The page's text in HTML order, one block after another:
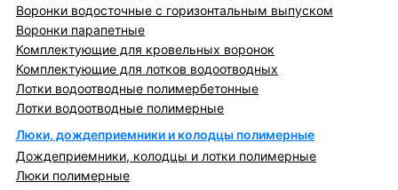
Воронки водосточные с горизонтальным выпуском
Воронки парапетные
Комплектующие для кровельных воронок
Комплектующие для лотков водоотводных
Лотки водоотводные полимербетонные
Лотки водоотводные полимерные
Люки, дождеприемники и колодцы полимерные
Дождеприемники, колодцы и лотки полимерные
Люки полимерные